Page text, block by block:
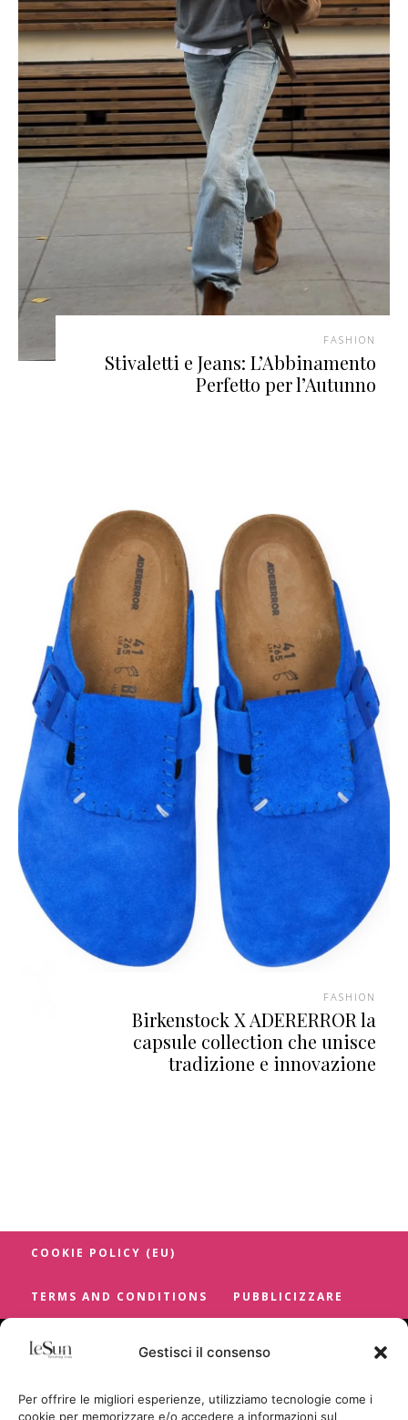
Gestisci il consenso
Per offrire le migliori esperienze, utilizziamo tecnologie come i
cookie per memorizzare e/o accedere a informazioni sul
FASHION
Stivaletti e Jeans: L’Abbinamento
Perfetto per l’Autunno
FASHION
Birkenstock X ADERERROR la
capsule collection che unisce
tradizione e innovazione
COOKIE POLICY (EU)
TERMS AND CONDITIONS PUBBLICIZZARE